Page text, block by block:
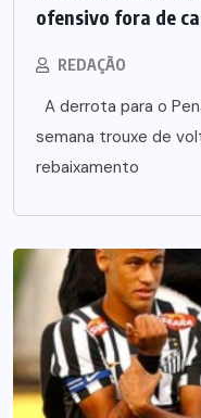
ofensivo fora de
REDAÇÃO
A derrota para o
semana trouxe de
rebaixamento